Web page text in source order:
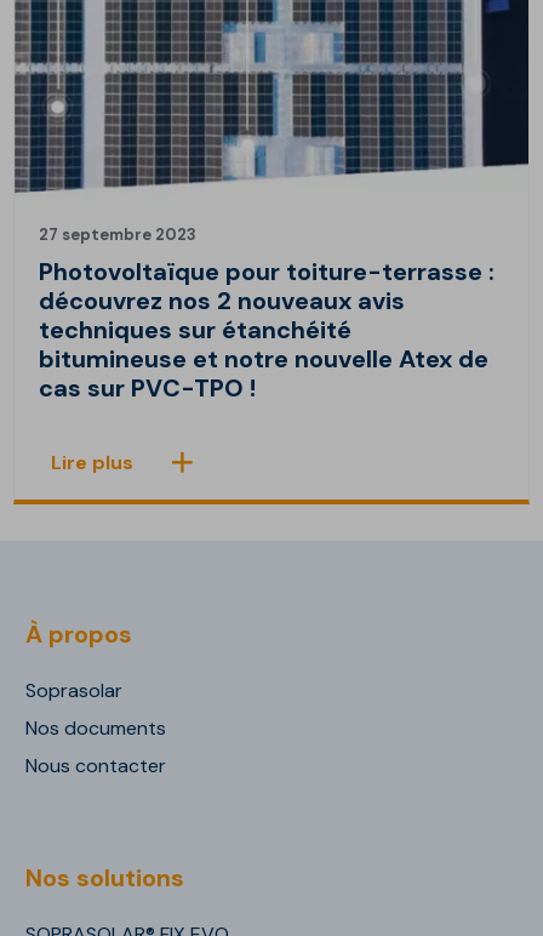
27 septembre 2023
Photovoltaïque pour toiture-terrasse :
découvrez nos 2 nouveaux avis
techniques sur étanchéité
bitumineuse et notre nouvelle Atex de
cas sur PVC-TPO !
Lire plus
À propos
Soprasolar
Nos documents
Nous contacter
Nos solutions